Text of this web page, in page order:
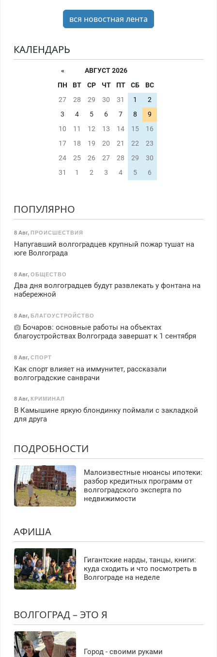
вся новостная лента
КАЛЕНДАРЬ
«
АВГУСТ 2026
ПН
ВТ СР ЧТ ПТ СБ
ВС
27
28 29 30 31 1
2
3
4 5 6 7 8
9
10
11 12 13 14 15
16
17
18 19 20 21 22
23
24
25 26 27 28 29
30
31
1 2 3 4 5 6
ПОПУЛЯРНО
8 Авг, ПРОИСШЕСТВИЯ
Напугавший волгоградцев крупный пожар тушат на
юге Волгограда
8 Авг, ОБЩЕСТВО
Два дня волгоградцев будут развлекать у фонтана на
набережной
8 Авг, БЛАГОУСТРОЙСТВО
Бочаров: основные работы на объектах
благоустройствах Волгограда завершат к 1 сентября
8 Авг, СПОРТ
Как спорт влияет на иммунитет, рассказали
волгоградские санврачи
8 Авг, КРИМИНАЛ
В Камышине яркую блондинку поймали с закладкой
для друга
ПОДРОБНОСТИ
Малоизвестные нюансы ипотеки:
разбор кредитных программ от
волгоградского эксперта по
недвижимости
АФИША
Гигантские нарды, танцы, книги:
куда сходить и что посмотреть в
Волгограде на неделе
ВОЛГОГРАД – ЭТО Я
Город - своими руками